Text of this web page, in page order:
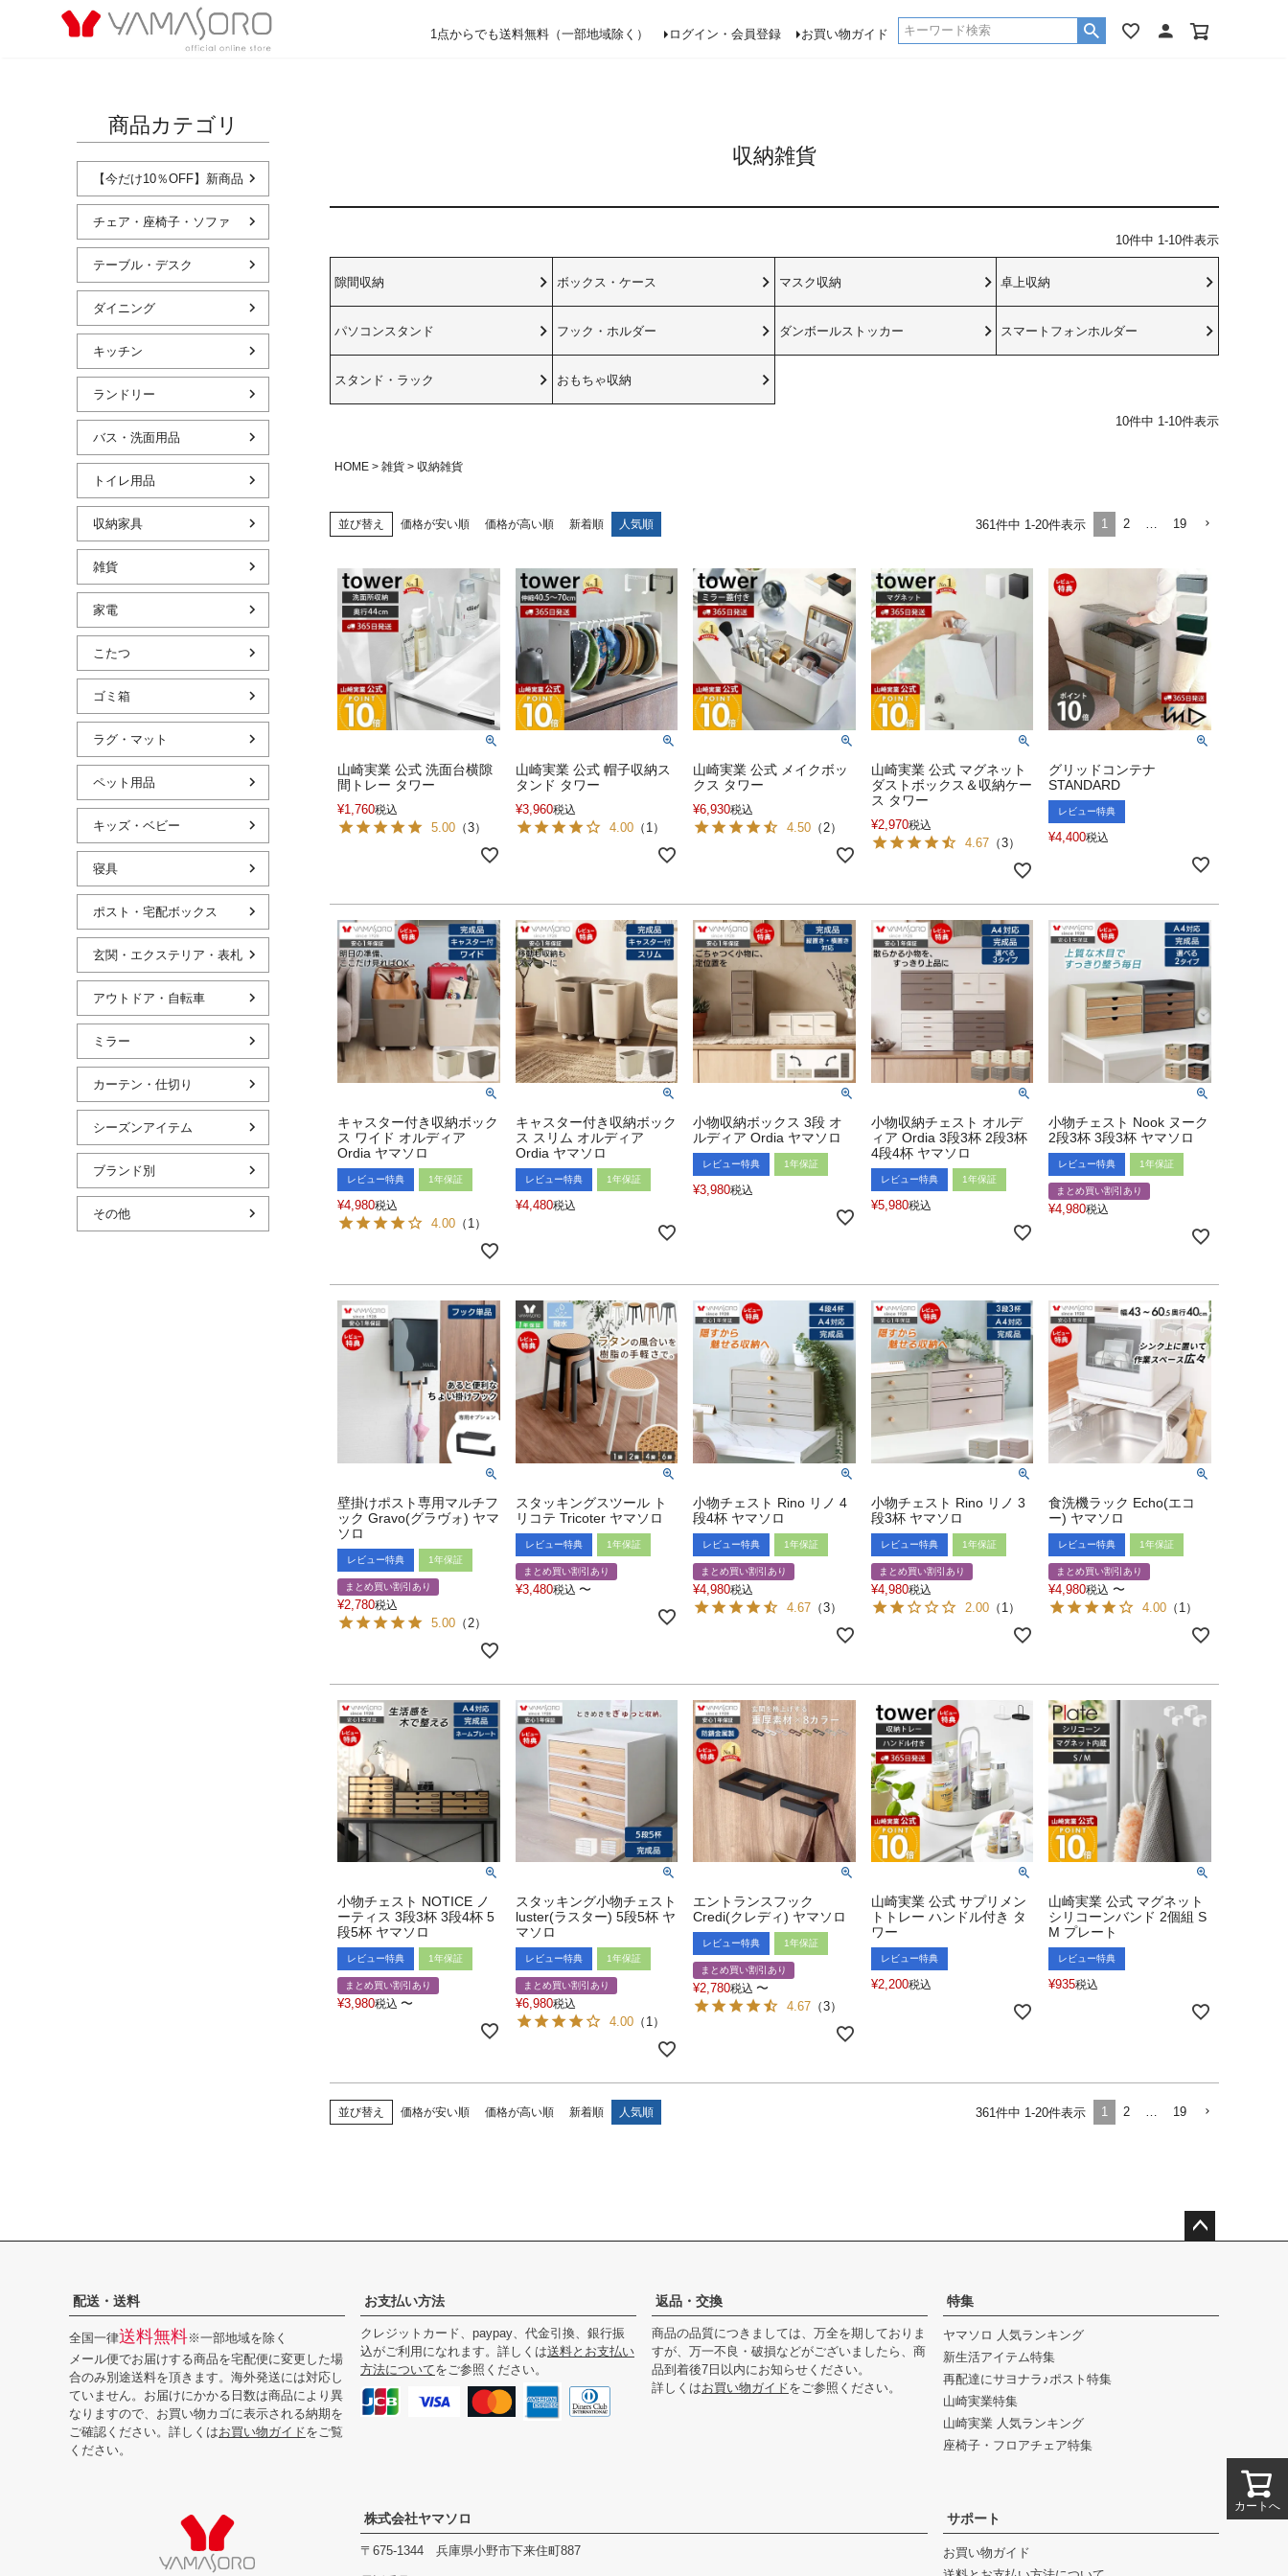
1点からでも送料無料（一部地域除く） ログイン・会員登録 お買い物ガイド
検索
商品カテゴリ
【今だけ10％OFF】新商品
チェア・座椅子・ソファ
テーブル・デスク
ダイニング
キッチン
ランドリー
バス・洗面用品
トイレ用品
収納家具
雑貨
家電
こたつ
ゴミ箱
ラグ・マット
ペット用品
キッズ・ベビー
寝具
ポスト・宅配ボックス
玄関・エクステリア・表札
アウトドア・自転車
ミラー
カーテン・仕切り
シーズンアイテム
ブランド別
その他
収納雑貨
10件中 1-10件表示
隙間収納 ボックス・ケース マスク収納 卓上収納
パソコンスタンド フック・ホルダー ダンボールストッカー スマートフォンホルダー
スタンド・ラック おもちゃ収納
10件中 1-10件表示
HOME 雑貨 収納雑貨
並び替え 価格が安い順 価格が高い順 新着順 人気順 361件中 1-20件表示 1 2 … 19
山崎実業 公式 洗面台横隙
間トレー タワー
¥1,760税込
5.00 （3）
山崎実業 公式 帽子収納ス
タンド タワー
¥3,960税込
4.00（ 1）
山崎実業 公式 メイクボッ
クス タワー
¥6,930税込
4.50 （2）
山崎実業 公式 マグネット
ダストボックス＆収納ケー
ス タワー
¥2,970税込
4.67（3）
グリッドコンテナ
STANDARD
レビュー特典
¥4,400税込
キャスター付き収納ボック
ス ワイド オルディア
Ordia ヤマソロ
レビュー特典 1年保証
¥4,980税込
4.00 （ 1）
キャスター付き収納ボック
ス スリム オルディア
Ordia ヤマソロ
レビュー特典 1年保証
¥4,480税込
小物収納ボックス 3段 オ
ルディア Ordia ヤマソロ
レビュー特典 1年保証
¥3,980税込
小物収納チェスト オルデ
ィア Ordia 3段3杯 2段3杯
4段4杯 ヤマソロ
レビュー特典 1年保証
¥5,980税込
小物チェスト Nook ヌーク
2段3杯 3段3杯 ヤマソロ
レビュー特典 1年保証
まとめ買い割引あり
¥4,980税込
壁掛けポスト専用マルチフ
ック Gravo(グラヴォ) ヤマ
ソロ
レビュー特典 1年保証
まとめ買い割引あり
¥2,780税込
5.00 （ 2）
スタッキングスツール ト
リコテ Tricoter ヤマソロ
レビュー特典 1年保証
まとめ買い割引あり
¥3,480税込 〜
小物チェスト Rino リノ 4
段4杯 ヤマソロ
レビュー特典 1年保証
まとめ買い割引あり
¥4,980税込
4.67 （3）
小物チェスト Rino リノ 3
段3杯 ヤマソロ
レビュー特典 1年保証
まとめ買い割引あり
¥4,980税込
2.00（ 1 ）
食洗機ラック Echo(エコ
ー) ヤマソロ
レビュー特典 1年保証
まとめ買い割引あり
¥4,980税込 〜
4.00 （ 1 ）
小物チェスト NOTICE ノ
ーティス 3段3杯 3段4杯 5
段5杯 ヤマソロ
レビュー特典 1年保証
まとめ買い割引あり
¥3,980税込 〜
スタッキング小物チェスト
luster(ラスター) 5段5杯 ヤ
マソロ
レビュー特典 1年保証
まとめ買い割引あり
¥6,980税込
4.00（ 1）
エントランスフック
Credi(クレディ) ヤマソロ
レビュー特典 1年保証
まとめ買い割引あり
¥2,780税込 〜
4.67 （3）
山崎実業 公式 サプリメン
トトレー ハンドル付き タ
ワー
レビュー特典
¥2,200税込
山崎実業 公式 マグネット
シリコーンバンド 2個組 S
M プレート
レビュー特典
¥935税込
並び替え 価格が安い順 価格が高い順 新着順 人気順 361件中 1-20件表示 1 2 … 19
カートへ
配送・送料
全国一律送料無料※一部地域を除く
メール便でお届けする商品を宅配便に変更した場
合のみ別途送料を頂きます。海外発送には対応し
ていません。お届けにかかる日数は商品により異
なりますので、お買い物カゴに表示される納期を
ご確認ください。詳しくはお買い物ガイドをご覧
ください。
お支払い方法
クレジットカード、paypay、代金引換、銀行振
込がご利用になれます。詳しくは送料とお支払い
方法についてをご参照ください。
返品・交換
商品の品質につきましては、万全を期しておりま
すが、万一不良・破損などがございましたら、商
品到着後7日以内にお知らせください。
詳しくはお買い物ガイドをご参照ください。
特集
ヤマソロ 人気ランキング
新生活アイテム特集
再配達にサヨナラ♪ポスト特集
山崎実業特集
山崎実業 人気ランキング
座椅子・フロアチェア特集
株式会社ヤマソロ
675-1344 兵庫県小野市下来住町887
サポート
お買い物ガイド